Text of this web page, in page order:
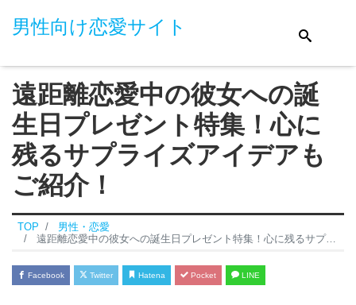
男性向け恋愛サイト
遠距離恋愛中の彼女への誕
生日プレゼント特集！心に
残るサプライズアイデアも
ご紹介！
TOP
男性・恋愛
遠距離恋愛中の彼女への誕生日プレゼント特集！心に残るサプライズアイデアもご紹介！
Facebook Twitter Hatena Pocket LINE